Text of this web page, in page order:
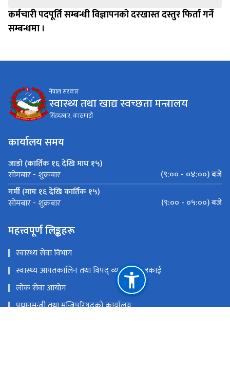
कर्मचारी पदपूर्ति सम्बन्धी विज्ञापनको दरखास्त दस्तुर फिर्ता गर्ने
सम्बन्धमा ।
नेपाल सरकार
स्वास्थ्य तथा खाद्य स्वच्छता मन्त्रालय
सिंहदरबार, काठमाडौं
कार्यालय समय
जाडो (कार्तिक १६ देखि माघ १५)
सोमबार - शुक्रबार
(९:०० - ०४:००) बजे
गर्मी (माघ १६ देखि कार्तिक १५)
सोमबार - शुक्रबार (९:०० - ०५:००) बजे
महत्त्वपूर्ण लिङ्कहरू
स्वास्थ्य सेवा विभाग
स्वास्थ्य आपतकालिन तथा विपद् व्यवस्थापन इकाई
लोक सेवा आयोग
प्रधानमन्त्री तथा मन्त्रिपरिषद्‍को कार्यालय